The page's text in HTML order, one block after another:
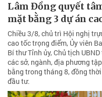
Lâm Đồng quyết
mặt bằng 3 dự án
Chiều 3/8, chủ trì Hội nghị
cao tốc trọng điểm, Ủy viên
Bí thư Tỉnh ủy, Chủ tịch
các sở, ngành, địa phương
bằng trong tháng 8, đồng
đầu tư.